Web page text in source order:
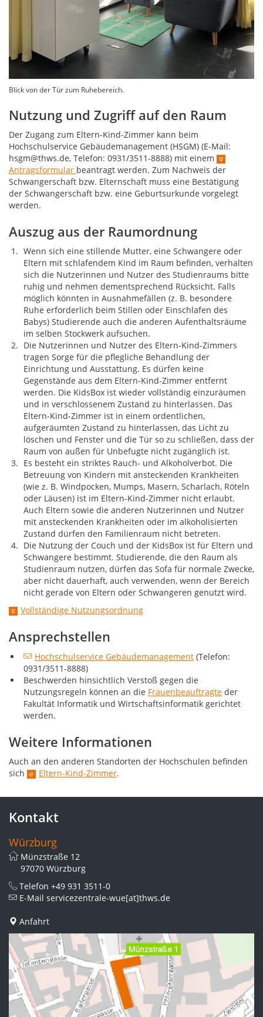
Blick von der Tür zum Ruhebereich.
Nutzung und Zugriff auf den Raum
Der Zugang zum Eltern-Kind-Zimmer kann beim
Hochschulservice Gebäudemanagement (HSGM) (E-Mail:
hsgm@thws.de, Telefon: 0931/3511-8888) mit einem
Antragsformular beantragt werden. Zum Nachweis der
Schwangerschaft bzw. Elternschaft muss eine Bestätigung
der Schwangerschaft bzw. eine Geburtsurkunde vorgelegt
werden.
Auszug aus der Raumordnung
Wenn sich eine stillende Mutter, eine Schwangere oder
Eltern mit schlafendem Kind im Raum befinden, verhalten
sich die Nutzerinnen und Nutzer des Studienraums bitte
ruhig und nehmen dementsprechend Rücksicht. Falls
möglich könnten in Ausnahmefällen (z. B. besondere
Ruhe erforderlich beim Stillen oder Einschlafen des
Babys) Studierende auch die anderen Aufenthaltsräume
im selben Stockwerk aufsuchen.
Die Nutzerinnen und Nutzer des Eltern-Kind-Zimmers
tragen Sorge für die pflegliche Behandlung der
Einrichtung und Ausstattung. Es dürfen keine
Gegenstände aus dem Eltern-Kind-Zimmer entfernt
werden. Die KidsBox ist wieder vollständig einzuräumen
und in verschlossenem Zustand zu hinterlassen. Das
Eltern-Kind-Zimmer ist in einem ordentlichen,
aufgeräumten Zustand zu hinterlassen, das Licht zu
löschen und Fenster und die Tür so zu schließen, dass der
Raum von außen für Unbefugte nicht zugänglich ist.
Es besteht ein striktes Rauch- und Alkoholverbot. Die
Betreuung von Kindern mit ansteckenden Krankheiten
(wie z. B. Windpocken, Mumps, Masern, Scharlach, Röteln
oder Läusen) ist im Eltern-Kind-Zimmer nicht erlaubt.
Auch Eltern sowie die anderen Nutzerinnen und Nutzer
mit ansteckenden Krankheiten oder im alkoholisierten
Zustand dürfen den Familienraum nicht betreten.
Die Nutzung der Couch und der KidsBox ist für Eltern und
Schwangere bestimmt. Studierende, die den Raum als
Studienraum nutzen, dürfen das Sofa für normale Zwecke,
aber nicht dauerhaft, auch verwenden, wenn der Bereich
nicht gerade von Eltern oder Schwangeren genutzt wird.
Vollständige Nutzungsordnung
Ansprechstellen
Hochschulservice Gebäudemanagement (Telefon:
0931/3511-8888)
Beschwerden hinsichtlich Verstoß gegen die
Nutzungsregeln können an die Frauenbeauftragte der
Fakultät Informatik und Wirtschaftsinformatik gerichtet
werden.
Weitere Informationen
Auch an den anderen Standorten der Hochschulen befinden
sich
Eltern-Kind-Zimmer.
Kontakt
Würzburg
Münzstraße 12
97070 Würzburg
Telefon +49 931 3511-0
E-Mail servicezentrale-wue[at]thws.de
Anfahrt